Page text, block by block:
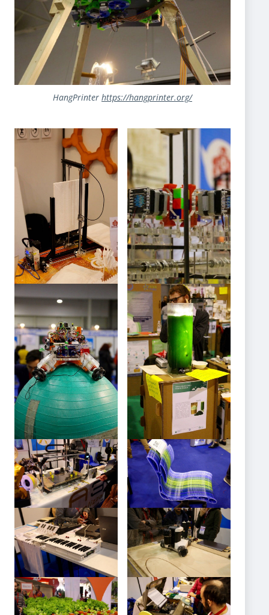
HangPrinter https://hangprinter.org/